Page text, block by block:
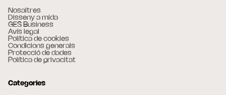
Nosaltres
Disseny a mida
GES Business
Avís legal
Política de cookies
Condicions generals
Protecció de dades
Política de privacitat
Categories